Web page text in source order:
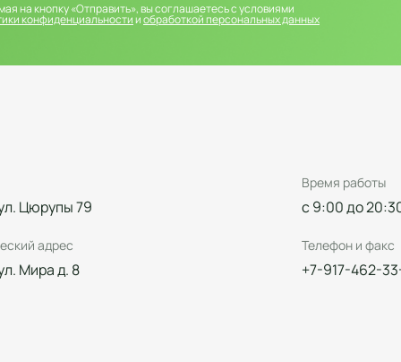
на кнопку «Отправить», вы соглашаетесь с условиями
конфиденциальностииобработкой персональных данных
Цюрупы 79
адрес
Мира д. 8
Время работы
с 9:00 до
Телефон и факс
+7-917-462-